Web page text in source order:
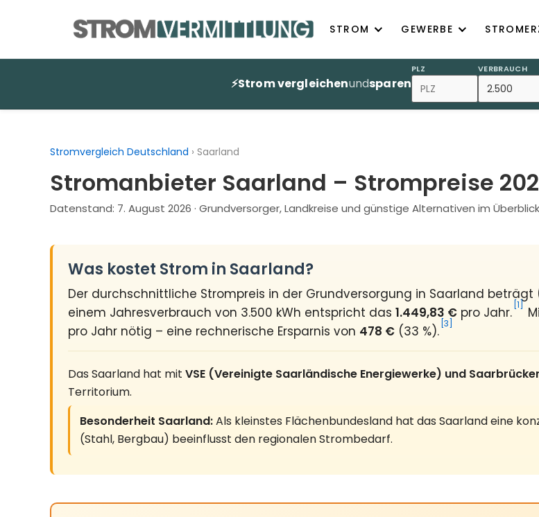
STROM GEWERBE
⚡Strom vergleichenundsparen
PLZ VERBRAUCH
Stromvergleich Deutschland › Saarland
Stromanbieter Saarland – Strompreise
Datenstand: 7. August 2026 · Grundversorger, Landkreise und günstige Alternativen im Überblick
Was kostet Strom in Saarland?
Der durchschnittliche Strompreis in der Grundversorgung in Saarland beträgt
einem Jahresverbrauch von 3.500 kWh entspricht das 1.449,83 € pro Jahr. [1]
pro Jahr nötig – eine rechnerische Ersparnis von 478 € (33 %). [3]
Das Saarland hat mit VSE (Vereinigte Saarländische Energiewerke) und
Territorium.
Besonderheit Saarland:Als kleinstes Flächenbundesland hat das Saarland eine
(Stahl, Bergbau) beeinflusst den regionalen Strombedarf.